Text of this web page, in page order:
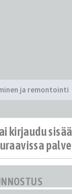
ja remontointi
kirjaudu